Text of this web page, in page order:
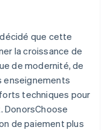
que cette
la croissance de
de modernité, de
enseignements
techniques pour
DonorsChoose
de paiement plus